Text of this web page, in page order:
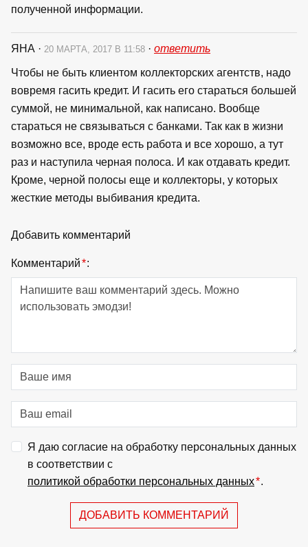
полученной информации.
ЯНА · 20 МАРТА, 2017 В 11:58 · ответить
Чтобы не быть клиентом коллекторских агентств, надо
вовремя гасить кредит. И гасить его стараться большей
суммой, не минимальной, как написано. Вообще
стараться не связываться с банками. Так как в жизни
возможно все, вроде есть работа и все хорошо, а тут
раз и наступила черная полоса. И как отдавать кредит.
Кроме, черной полосы еще и коллекторы, у которых
жесткие методы выбивания кредита.
Добавить комментарий
Комментарий*:
Я даю согласие на обработку персональных данных
в соответствии с
политикой обработки персональных данных*.
ДОБАВИТЬ КОММЕНТАРИЙ